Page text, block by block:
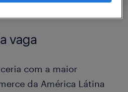
vaga
com a maior
da América Látina